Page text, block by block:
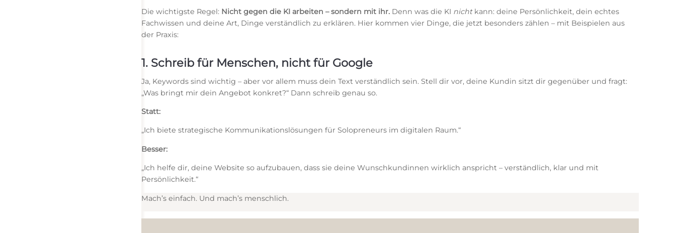
Die wichtigste Regel: Nicht gegen die KI arbeiten – sondern mit ihr.Denn was die KI nichtkann: deine Persönlichkeit, dein echtes
Fachwissen und deine Art, Dinge verständlich zu erklären. Hier kommen vier Dinge, die jetzt besonders zählen – mit Beispielen aus
der Praxis:
1. Schreib für Menschen, nicht für Google
Ja, Keywords sind wichtig – aber vor allem muss dein Text verständlich sein. Stell dir vor, deine Kundin sitzt dir gegenüber und fragt:
„Was bringt mir dein Angebot konkret?“ Dann schreib genau so.
Statt:
„Ich biete strategische Kommunikationslösungen für Solopreneurs im digitalen Raum.“
Besser:
„Ich helfe dir, deine Website so aufzubauen, dass sie deine Wunschkundinnen wirklich anspricht – verständlich, klar und mit
Persönlichkeit.“
Mach’s einfach. Und mach’s menschlich.